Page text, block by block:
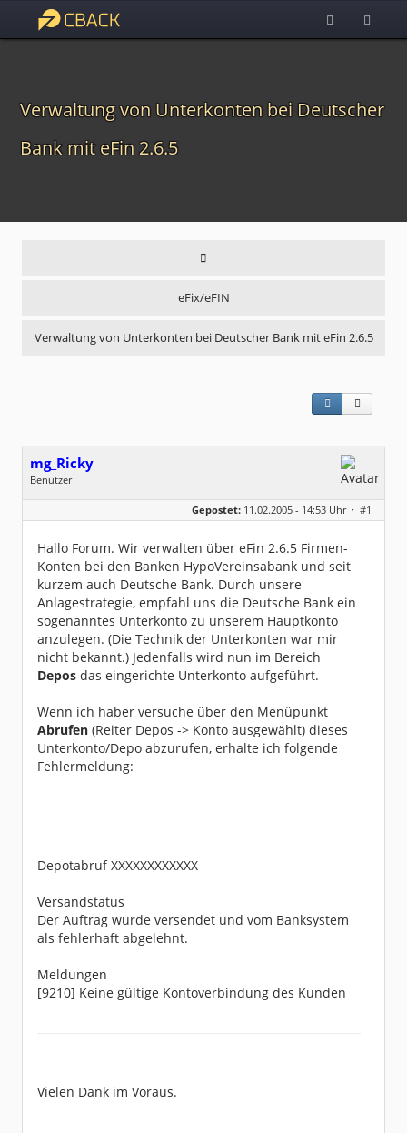
Verwaltung von Unterkonten bei Deutscher
Bank mit eFin 2.6.5
eFix/eFIN
Verwaltung von Unterkonten bei Deutscher Bank mit eFin 2.6.5
mg_Ricky
Benutzer
Geschlecht:
keine Angabe
Dabei seit:
02 / 2005
Gepostet: 11.02.2005 - 14:53 Uhr · #1
Hallo Forum. Wir verwalten über eFin 2.6.5 Firmen-
Konten bei den Banken HypoVereinsabank und seit
kurzem auch Deutsche Bank. Durch unsere
Anlagestrategie, empfahl uns die Deutsche Bank ein
sogenanntes Unterkonto zu unserem Hauptkonto
anzulegen. (Die Technik der Unterkonten war mir
nicht bekannt.) Jedenfalls wird nun im Bereich
Depos das eingerichte Unterkonto aufgeführt.
Wenn ich haber versuche über den Menüpunkt
Abrufen (Reiter Depos -> Konto ausgewählt) dieses
Unterkonto/Depo abzurufen, erhalte ich folgende
Fehlermeldung:
Depotabruf XXXXXXXXXXXX
Versandstatus
Der Auftrag wurde versendet und vom Banksystem
als fehlerhaft abgelehnt.
Meldungen
[9210] Keine gültige Kontoverbindung des Kunden
Vielen Dank im Voraus.